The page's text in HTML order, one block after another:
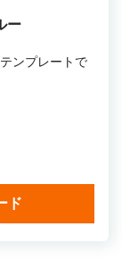
ー
ンプレートで
ド